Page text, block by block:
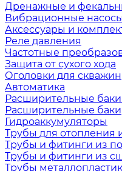
Дренажные и
Вибрационные насосы
Аксессуары и
Реле давления
Частотные
Защита от сухого хода
Оголовки для скважин
Автоматика
Расширительные
Расширительные баки
Гидроаккумуляторы
Трубы для отопления
Трубы и фитинги из
Трубы и фитинги из
Трубы